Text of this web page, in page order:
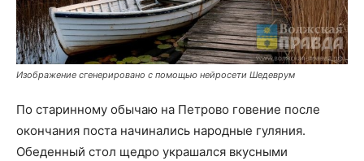
Изображение сгенерировано с помощью нейросети Шедеврум
По старинному обычаю на Петрово говение после
окончания поста начинались народные гуляния.
Обеденный стол щедро украшался вкусными